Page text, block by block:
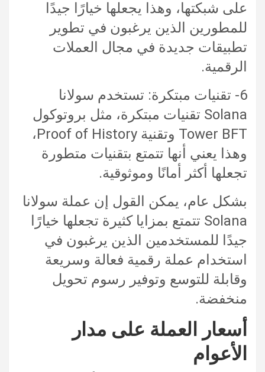
على شبكتها، وهذا يجعلها خيارًا جيدًا
للمطورين الذين يرغبون في تطوير
تطبيقات جديدة في مجال العملات
الرقمية.
6- تقنيات مبتكرة: تستخدم سولانا
Solana تقنيات مبتكرة، مثل بروتوكول
Tower BFT وتقنية Proof of History،
وهذا يعني أنها تتمتع بتقنيات متطورة
تجعلها أكثر أمانًا وموثوقية.
بشكل عام، يمكن القول إن عملة سولانا
Solana تتمتع بمزايا كثيرة تجعلها خيارًا
جيدًا للمستخدمين الذين يرغبون في
استخدام عملة رقمية فعالة وسريعة
وقابلة للتوسع وتوفير رسوم تحويل
منخفضة.
أسعار العملة على مدار
الأعوام